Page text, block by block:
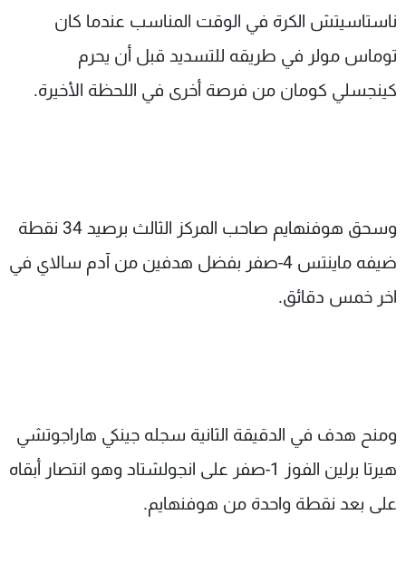
ناستاسيتش الكرة في الوقت المناسب عندما كان
توماس مولر في طريقه للتسديد قبل أن يحرم
كينجسلي كومان من فرصة أخرى في اللحظة الأخيرة.
وسحق هوفنهايم صاحب المركز الثالث برصيد 34 نقطة
ضيفه ماينتس 4-صفر بفضل هدفين من آدم سالاي في
اخر خمس دقائق.
ومنح هدف في الدقيقة الثانية سجله جينكي هاراجوتشي
هيرتا برلين الفوز 1-صفر على انجولشتاد وهو انتصار أبقاه
على بعد نقطة واحدة من هوفنهايم.